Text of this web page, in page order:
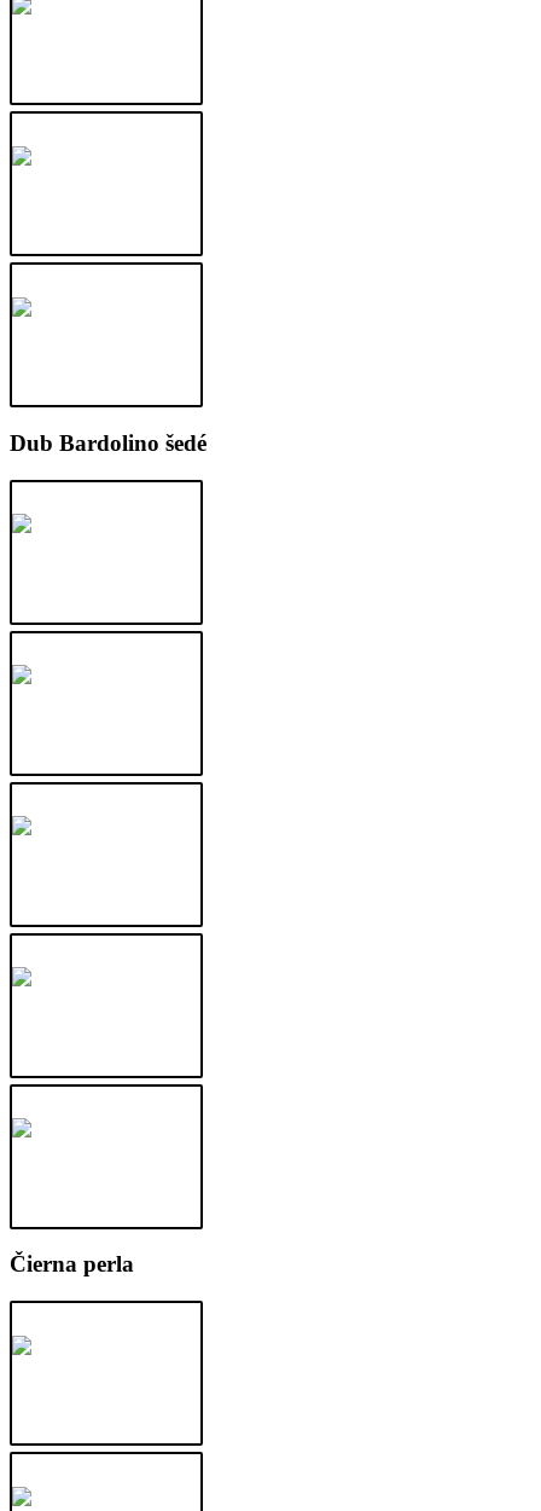
Dub Bardolino šedé
Čierna perla